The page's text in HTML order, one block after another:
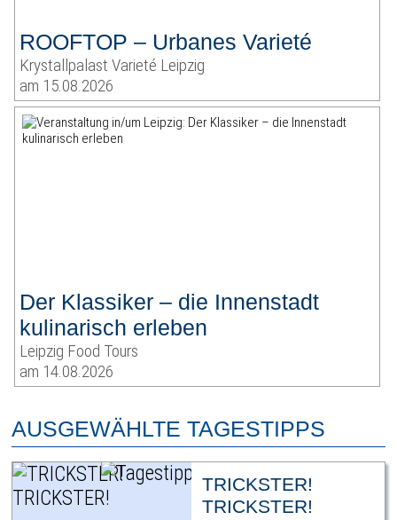
ROOFTOP – Urbanes Varieté
Krystallpalast Varieté Leipzig
am 15.08.2026
Der Klassiker – die Innenstadt
kulinarisch erleben
Leipzig Food Tours
am 14.08.2026
AUSGEWÄHLTE TAGESTIPPS
TRICKSTER!
TRICKSTER!